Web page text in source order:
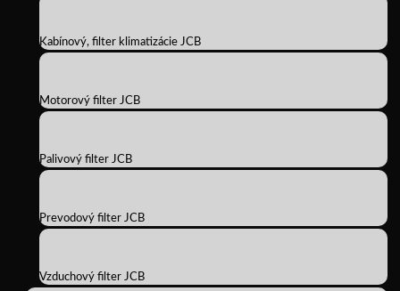
Kabínový, filter klimatizácie JCB
Motorový filter JCB
Palivový filter JCB
Prevodový filter JCB
Vzduchový filter JCB